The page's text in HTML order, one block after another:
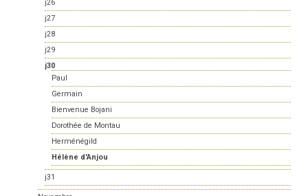
j26
j27
j28
j29
j30
Paul
Germain
Bienvenue Bojani
Dorothée de Montau
Herménégild
Hélène d'Anjou
j31